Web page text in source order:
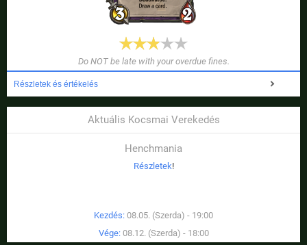
Do NOT be late with your overdue fines.
Részletek és értékelés
Aktuális Kocsmai Verekedés
Henchmania
Részletek!
Kezdés: 08.05. (Szerda) - 19:00
Vége: 08.12. (Szerda) - 18:00